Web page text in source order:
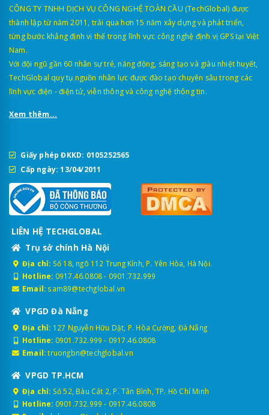
CÔNG TY TNHH DỊCH VỤ CÔNG NGHỆ TOÀN CẦU (TechGlobal) được
thành lập từ năm 2011, trải qua hơn 15 năm xây dựng và phát triển,
từng bước khẳng định vị thế trong lĩnh vực công nghệ định vị GPS tại Việt
Nam.
Với đội ngũ gần 60 nhân sự trẻ, năng động, sáng tạo và giàu nhiệt huyết,
TechGlobal quy tụ nguồn nhân lực được đào tạo chuyên sâu trong các
lĩnh vực điện - điện tử, viễn thông và công nghệ thông tin.
Xem thêm...
Giấy phép ĐKKD: 0105252565
Cấp ngày: 13/04/2011
LIÊN HỆ TECHGLOBAL
Trụ sở chính Hà Nội
Địa chỉ: Số 18, ngõ 112 Trung Kính, P. Yên Hòa, Hà Nội.
Hotline: 0917.46.0808- 0901.732.999
Email: sam89@techglobal.vn
VPGD Đà Nẵng
Địa chỉ: 127 Nguyễn Hữu Dật, P. Hòa Cường, Đà Nẵng
Hotline: 0901.732.999 - 0917.46.0808
Email: truongbn@techglobal.vn
VPGD TP.HCM
Địa chỉ: Số 52, Bàu Cát 2, P. Tân Bình, TP. Hồ Chí Minh
Hotline: 0901.732.999 - 0917.46.0808